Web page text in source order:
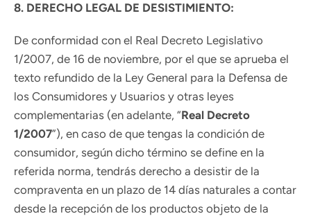
8. DERECHO LEGAL DE DESISTIMIENTO:
De conformidad con el Real Decreto Legislativo
1/2007, de 16 de noviembre, por el que se aprueba el
texto refundido de la Ley General para la Defensa de
los Consumidores y Usuarios y otras leyes
complementarias (en adelante, “Real Decreto
1/2007”), en caso de que tengas la condición de
consumidor, según dicho término se define en la
referida norma, tendrás derecho a desistir de la
compraventa en un plazo de 14 días naturales a contar
desde la recepción de los productos objeto de la